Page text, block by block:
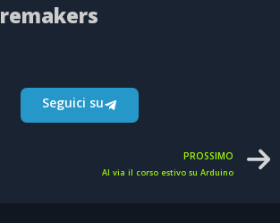
remakers
Seguici su
PROSSIMO
Al via il corso estivo su Arduino